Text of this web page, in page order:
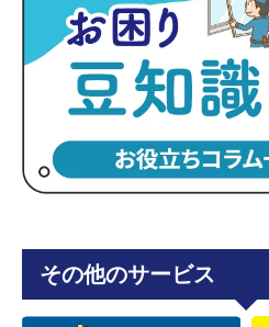
その他のサービス